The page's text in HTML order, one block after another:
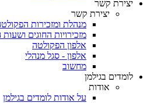
יצירת קשר
יצירת קשר
מנהלת ומזכירות
מזכירויות החוגים
אלפון הפקולטה
אלפון - סגל מנהלי
מחשוב
לומדים בגילמן
אודות
על אודות לומדים בגילמן